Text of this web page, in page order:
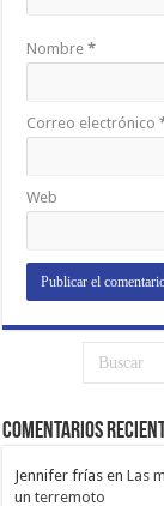
Nombre*
Correo electrónico
Web
Comentarios
Jennifer frías enLas
un terremoto